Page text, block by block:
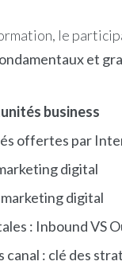
le
et
business
offertes par
digital
digital
: Inbound VS
canal : clé des